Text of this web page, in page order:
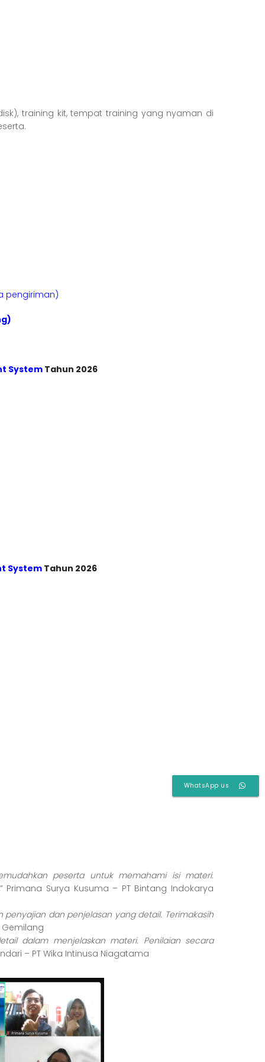
training kit, tempat training yang nyaman di
pengiriman)
System Tahun 2026
System Tahun 2026
peserta untuk memahami isi materi.
Primana Surya Kusuma – PT Bintang Indokarya
dan penjelasan yang detail. Terimakasih
Gemilang
dalam menjelaskan materi. Penilaian secara
– PT Wika Intinusa Niagatama
WhatsApp us